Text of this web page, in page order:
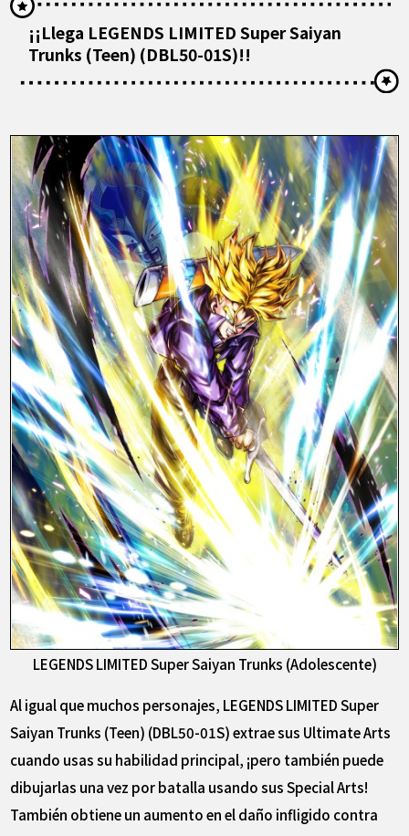
¡¡Llega LEGENDS LIMITED Super Saiyan
Trunks (Teen) (DBL50-01S)!!
LEGENDS LIMITED Super Saiyan Trunks (Adolescente)
Al igual que muchos personajes, LEGENDS LIMITED Super
Saiyan Trunks (Teen) (DBL50-01S) extrae sus Ultimate Arts
cuando usas su habilidad principal, ¡pero también puede
dibujarlas una vez por batalla usando sus Special Arts!
También obtiene un aumento en el daño infligido contra